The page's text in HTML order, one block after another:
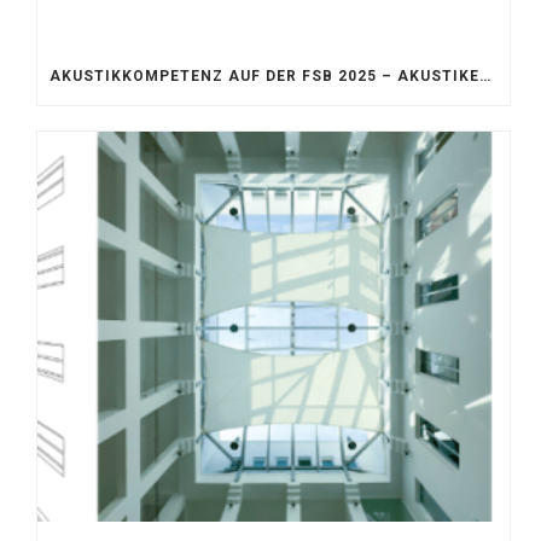
AKUSTIKKOMPETENZ AUF DER FSB 2025 – AKUSTIKELEMENTE FÜR DIE LEBENSRÄUME VON MORGEN